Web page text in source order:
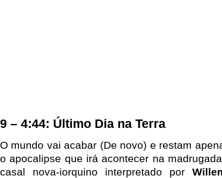
9 – 4:44: Último Dia na Terra
O mundo vai acabar (De novo) e restam
o apocalipse que irá acontecer na
casal nova-iorquino interpretado por